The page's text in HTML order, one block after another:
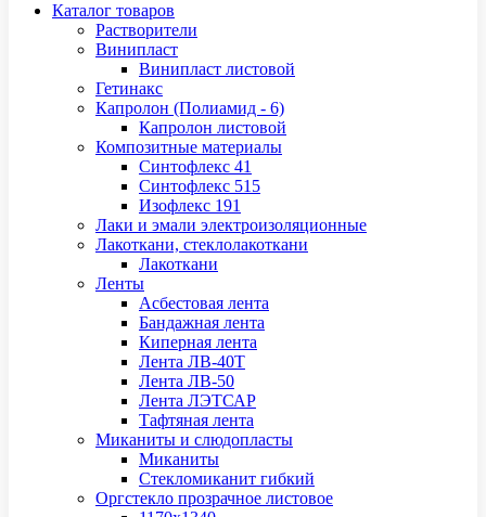
Каталог товаров
Растворители
Винипласт
Винипласт листовой
Гетинакс
Капролон (Полиамид - 6)
Капролон листовой
Композитные материалы
Синтофлекс 41
Синтофлекс 515
Изофлекс 191
Лаки и эмали электроизоляционные
Лакоткани, стеклолакоткани
Лакоткани
Ленты
Асбестовая лента
Бандажная лента
Киперная лента
Лента ЛВ-40Т
Лента ЛВ-50
Лента ЛЭТСАР
Тафтяная лента
Миканиты и слюдопласты
Миканиты
Стекломиканит гибкий
Оргстекло прозрачное листовое